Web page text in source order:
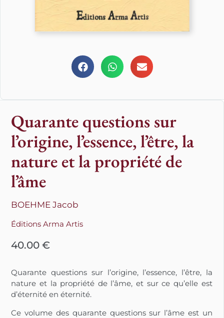
Quarante questions sur
l’origine, l’essence, l’être, la
nature et la propriété de
l’âme
BOEHME Jacob
Éditions Arma Artis
40.00€
Quarante questions sur l’origine, l’essence, l’être, la
nature et la propriété de l’âme, et sur ce qu’elle est
d’éternité en éternité.
Ce volume des quarante questions sur l’âme est un